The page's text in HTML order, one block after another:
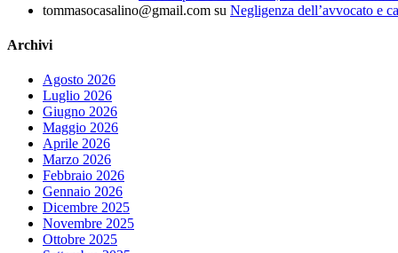
tommasocasalino@gmail.com su Negligenza dell’avvocato e
Archivi
Agosto 2026
Luglio 2026
Giugno 2026
Maggio 2026
Aprile 2026
Marzo 2026
Febbraio 2026
Gennaio 2026
Dicembre 2025
Novembre 2025
Ottobre 2025